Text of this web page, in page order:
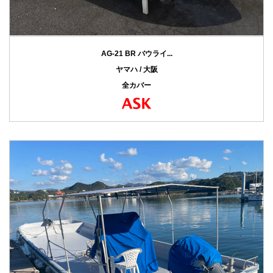
AG-21 BR バウライ...
ヤマハ / 大阪
全カバー